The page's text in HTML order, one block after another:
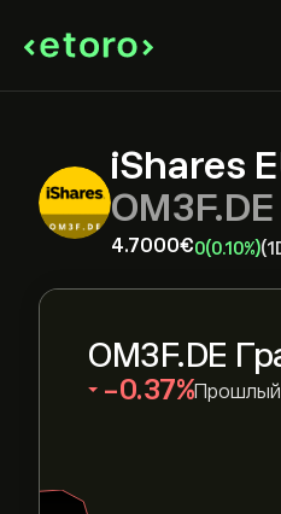
iShares
OM3F.DE
4.7000‎€‎0(0.10%)
OM3F.DE
‎-0.37‎